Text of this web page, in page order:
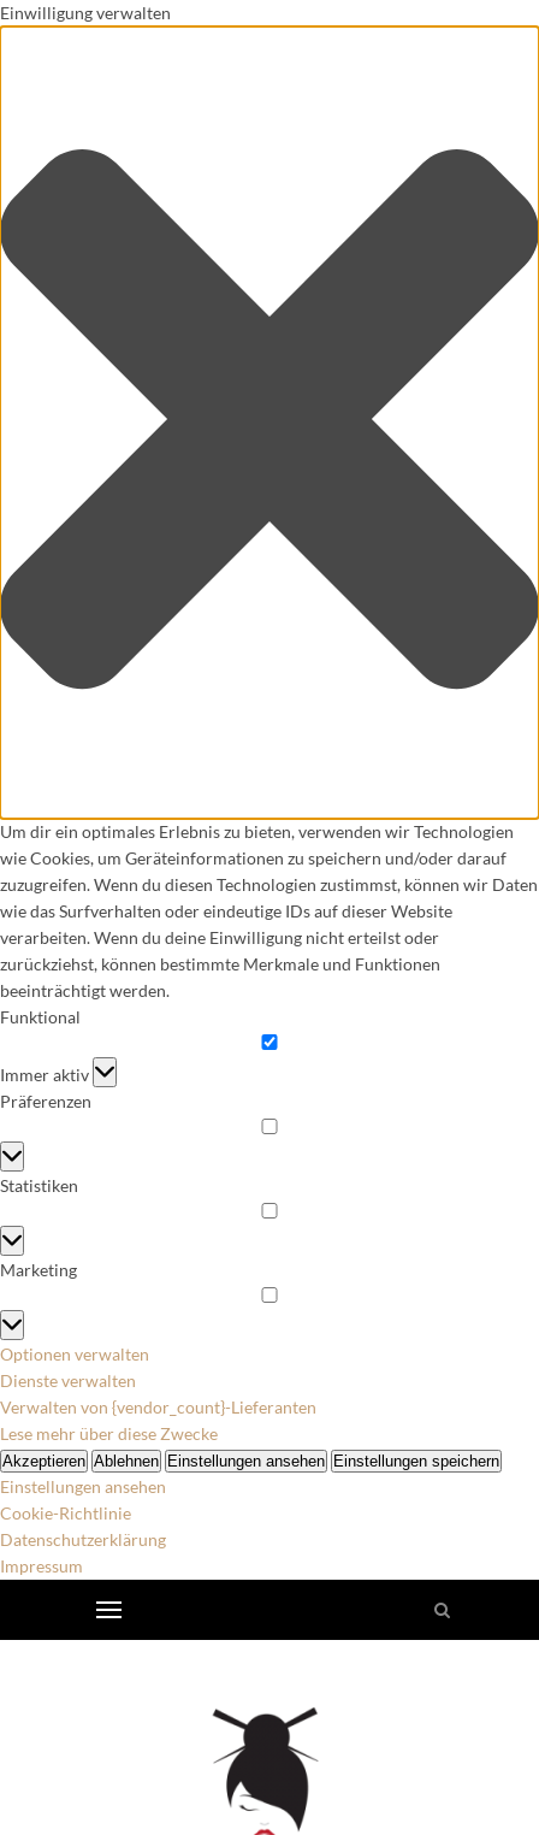
Einwilligung verwalten
Um dir ein optimales Erlebnis zu bieten, verwenden wir Technologien
wie Cookies, um Geräteinformationen zu speichern und/oder darauf
zuzugreifen. Wenn du diesen Technologien zustimmst, können wir Daten
wie das Surfverhalten oder eindeutige IDs auf dieser Website
verarbeiten. Wenn du deine Einwilligung nicht erteilst oder
zurückziehst, können bestimmte Merkmale und Funktionen
beeinträchtigt werden.
Funktional
Funktional
Immer aktiv
Präferenzen
Präferenzen
Statistiken
Statistiken
Marketing
Marketing
Optionen verwalten
Dienste verwalten
Verwalten von {vendor_count}-Lieferanten
Lese mehr über diese Zwecke
Akzeptieren Ablehnen Einstellungen ansehen Einstellungen speichern
Einstellungen ansehen
Cookie-Richtlinie
Datenschutzerklärung
Impressum